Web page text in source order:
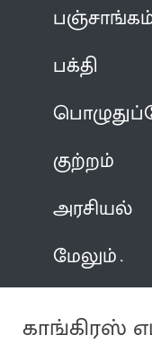
பக்தி
குற்றம்
அரசியல்
மேலும்
காங்கிரஸ்